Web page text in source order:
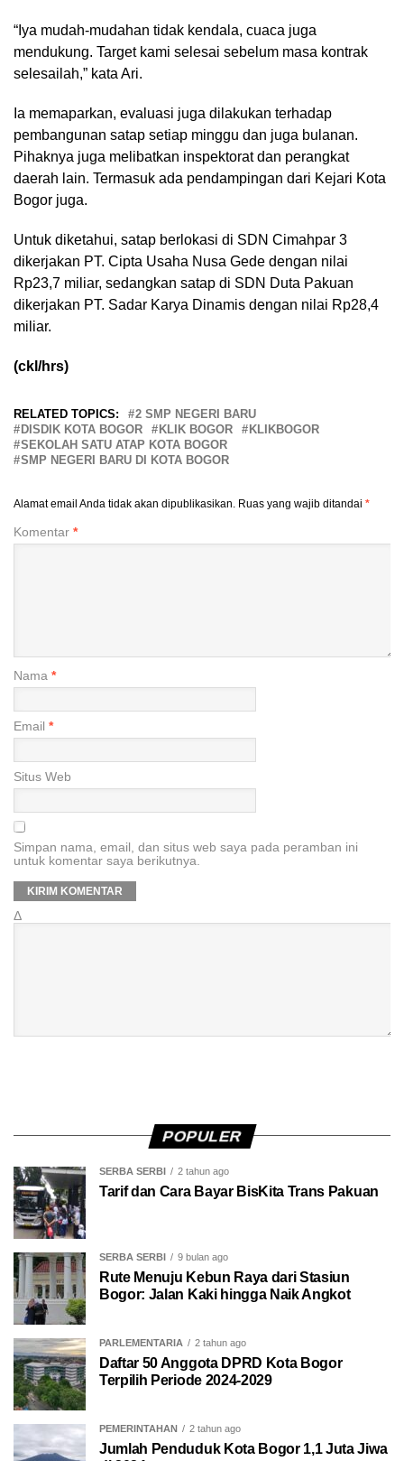
“Iya mudah-mudahan tidak kendala, cuaca juga
mendukung. Target kami selesai sebelum masa kontrak
selesailah,” kata Ari.
Ia memaparkan, evaluasi juga dilakukan terhadap
pembangunan satap setiap minggu dan juga bulanan.
Pihaknya juga melibatkan inspektorat dan perangkat
daerah lain. Termasuk ada pendampingan dari Kejari Kota
Bogor juga.
Untuk diketahui, satap berlokasi di SDN Cimahpar 3
dikerjakan PT. Cipta Usaha Nusa Gede dengan nilai
Rp23,7 miliar, sedangkan satap di SDN Duta Pakuan
dikerjakan PT. Sadar Karya Dinamis dengan nilai Rp28,4
miliar.
(ckl/hrs)
RELATED TOPICS:
2 SMP NEGERI BARU
DISDIK KOTA BOGOR
KLIK BOGOR
KLIKBOGOR
SEKOLAH SATU ATAP KOTA BOGOR
SMP NEGERI BARU DI KOTA BOGOR
Alamat email Anda tidak akan dipublikasikan. Ruas yang wajib ditandai *
Komentar *
Nama *
Email *
Situs Web
Simpan nama, email, dan situs web saya pada peramban ini
untuk komentar saya berikutnya.
Δ
POPULER
SERBA SERBI 2 tahun ago
Tarif dan Cara Bayar BisKita Trans Pakuan
SERBA SERBI 9 bulan ago
Rute Menuju Kebun Raya dari Stasiun
Bogor: Jalan Kaki hingga Naik Angkot
PARLEMENTARIA 2 tahun ago
Daftar 50 Anggota DPRD Kota Bogor
Terpilih Periode 2024-2029
PEMERINTAHAN 2 tahun ago
Jumlah Penduduk Kota Bogor 1,1 Juta Jiwa